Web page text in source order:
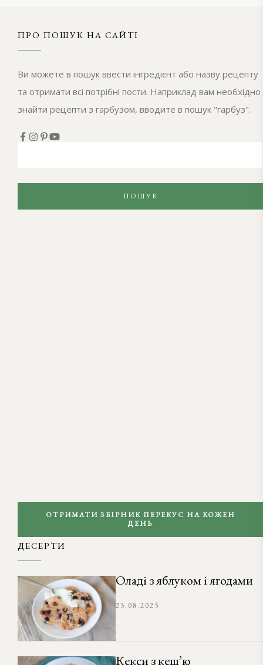
ПРО ПОШУК НА САЙТІ
Ви можете в пошук ввести інгредієнт або назву рецепту
та отримати всі потрібні пости. Наприклад вам необхідно
знайти рецепти з гарбузом, вводите в пошук "гарбуз".
ПОШУК
ОТРИМАТИ ЗБІРНИК ПЕРЕКУС НА КОЖЕН
ДЕНЬ
ДЕСЕРТИ
Оладі з яблуком і ягодами
23.08.2025
Кекси з кеш’ю